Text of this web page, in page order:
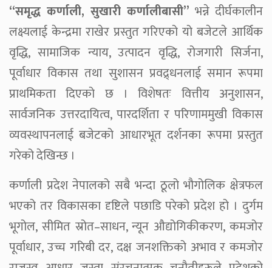
“समृद्ध कर्णाली, सुखारी कर्णालीबासी” भन्ने दीर्घकालीन
लक्ष्यलाई केन्द्रमा राखेर प्रस्तुत गरिएको यो बजेटले आर्थिक
वृद्धि, सामाजिक न्याय, उत्पादन वृद्धि, रोजगारी सिर्जना,
पूर्वाधार विकास तथा सुशासन प्रवद्र्धनलाई समान रूपमा
प्राथमिकता दिएको छ । विशेषतः वित्तीय अनुशासन,
सार्वजनिक उत्तरदायित्व, पारदर्शिता र परिणाममुखी विकास
व्यवस्थापनलाई बजेटको आधारभूत दर्शनका रूपमा प्रस्तुत
गरेको देखिन्छ ।
कर्णाली प्रदेश नेपालको सबै भन्दा ठूलो भौगोलिक क्षेत्रफल
भएको तर विकासका दृष्टिले पछाडि परेको प्रदेश हो । दुर्गम
भूगोल, सीमित स्रोत–साधन, न्यून औद्योगिकीकरण, कमजोर
पूर्वाधार, उच्च गरिबी दर, दक्ष जनशक्तिको अभाव र कमजोर